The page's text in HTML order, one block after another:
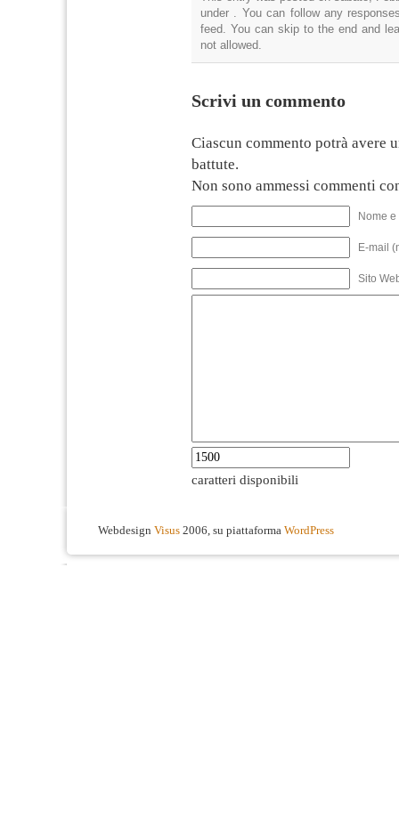
under . You can follow any
feed. You can skip to the end and
not allowed.
Scrivi un commento
Ciascun commento potrà avere
battute.
Non sono ammessi commenti
Nome
E-mail
Sito
caratteri disponibili
Webdesign Visus 2006, su piattaforma WordPress